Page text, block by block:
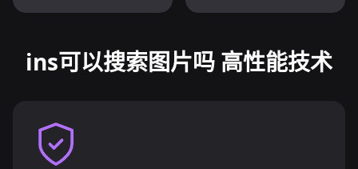
ins可以搜索图片吗 高性能技术